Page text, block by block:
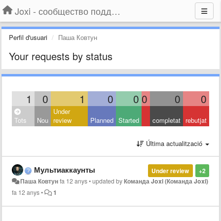
Joxi - сообщество поддержки
Perfil d'usuari Паша Ковтун
Your requests by status
1 0 1 0 0 0 0 0
Tots Nou
Under
review
Planned Started completat rebutjat
Última actualització
+2
Under review
Мультиаккаунты
Паша Ковтунfa 12 anys•updated byКоманда Joxi (Команда Joxi)
fa 12 anys• 1